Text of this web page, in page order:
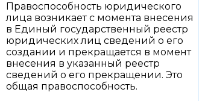
Правоспособность юридического
лица возникает с момента внесения
в Единый государственный реестр
юридических лиц сведений о его
создании и прекращается в момент
внесения в указанный реестр
сведений о его прекращении. Это
общая правоспособность.